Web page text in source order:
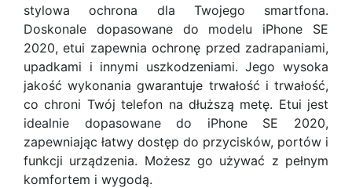
stylowa ochrona dla Twojego smartfona.
Doskonale dopasowane do modelu iPhone SE
2020, etui zapewnia ochronę przed zadrapaniami,
upadkami i innymi uszkodzeniami. Jego wysoka
jakość wykonania gwarantuje trwałość i trwałość,
co chroni Twój telefon na dłuższą metę. Etui jest
idealnie dopasowane do iPhone SE 2020,
zapewniając łatwy dostęp do przycisków, portów i
funkcji urządzenia. Możesz go używać z pełnym
komfortem i wygodą.